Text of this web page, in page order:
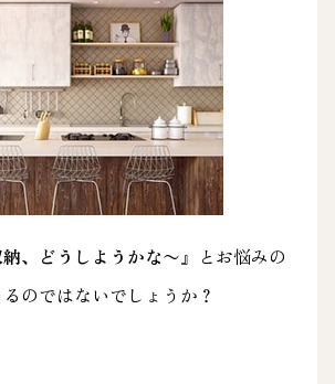
納、どうしようかな〜 』とお悩みの
のではないでしょうか？